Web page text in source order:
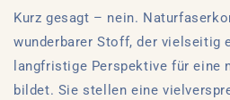
Kurz gesagt – nein.
wunderbarer Stoff, der vielseitig
langfristige Perspektive für eine
bildet. Sie stellen eine